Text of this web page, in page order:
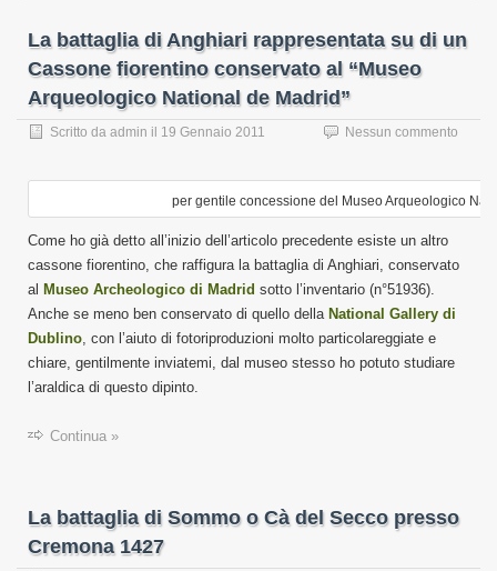
La battaglia di Anghiari rappresentata su di un
Cassone fiorentino conservato al “Museo
Arqueologico National de Madrid”
Scritto da admin il 19 Gennaio 2011 Nessun commento
per gentile concessione del Museo Arqueologico
Come ho già detto all’inizio dell’articolo precedente esiste un altro
cassone fiorentino, che raffigura la battaglia di Anghiari, conservato
al Museo Archeologico di Madrid sotto l’inventario (n°51936).
Anche se meno ben conservato di quello della National Gallery di
Dublino , con l’aiuto di fotoriproduzioni molto particolareggiate e
chiare, gentilmente inviatemi, dal museo stesso ho potuto studiare
l’araldica di questo dipinto.
Continua »
La battaglia di Sommo o Cà del Secco presso
Cremona 1427